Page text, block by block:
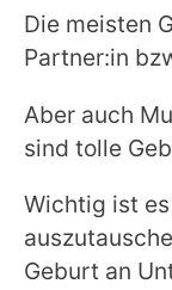
Die meisten
Partner:in
Aber auch
sind tolle
Wichtig ist
Geburt an